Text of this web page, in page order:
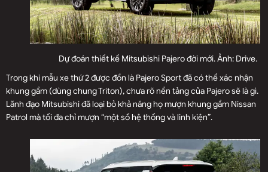
Dự đoán thiết kế Mitsubishi Pajero đời mới. Ảnh: Drive.
Trong khi mẫu xe thứ 2 được đồn là Pajero Sport đã có thể xác nhận
khung gầm (dùng chung Triton), chưa rõ nền tảng của Pajero sẽ là gì.
Lãnh đạo Mitsubishi đã loại bỏ khả năng họ mượn khung gầm Nissan
Patrol mà tối đa chỉ mượn “một số hệ thống và linh kiện”.